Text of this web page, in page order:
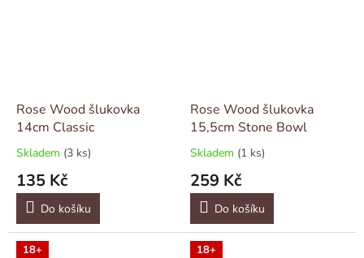
Rose Wood šlukovka
14cm Classic
Skladem (3 ks)
135 Kč
Do košíku
Rose Wood šlukovka
15,5cm Stone Bowl
Skladem (1 ks)
259 Kč
Do košíku
18+ 18+